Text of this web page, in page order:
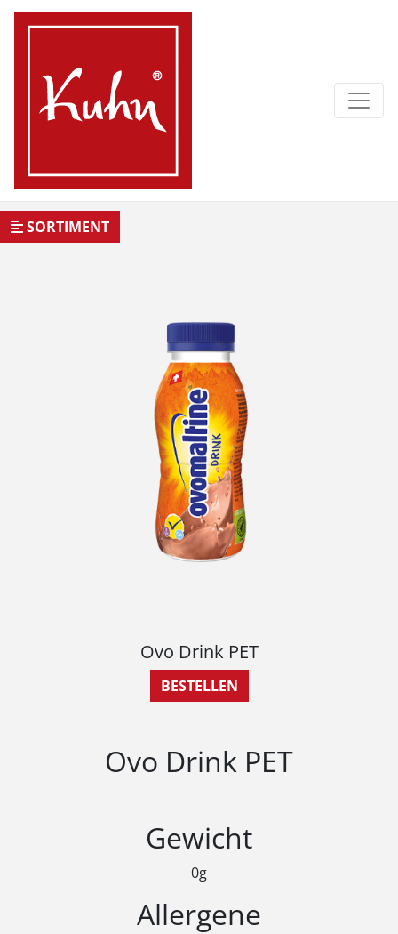
SORTIMENT
Ovo Drink PET
BESTELLEN
Ovo Drink PET
Gewicht
0g
Allergene